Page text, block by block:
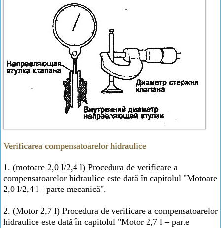
Verificarea compensatoarelor hidraulice
1. (motoare 2,0 l/2,4 l) Procedura de verificare a
compensatoarelor hidraulice este dată în capitolul "Motoare
2,0 l/2,4 l - parte mecanică".
2. (Motor 2,7 l) Procedura de verificare a compensatoarelor
hidraulice este dată în capitolul "Motor 2,7 l – parte